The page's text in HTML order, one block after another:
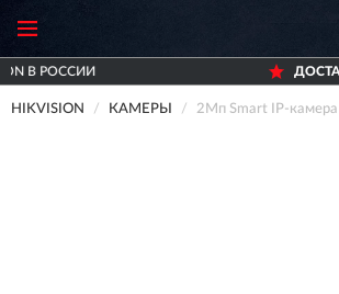
ДОСТАВИМПО
HIKVISION КАМЕРЫ 2Мп Smart IP-камера